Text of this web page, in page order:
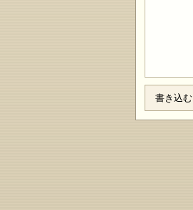
書き込む